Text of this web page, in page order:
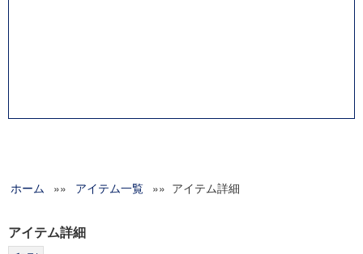
ホーム »» アイテム一覧 »» アイテム詳細
アイテム詳細